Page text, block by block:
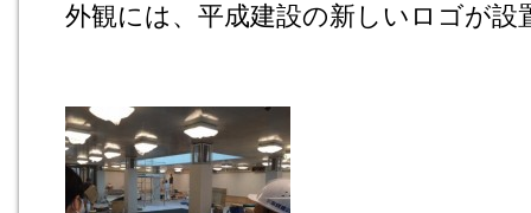
外観には、平成建設の新しいロゴが設